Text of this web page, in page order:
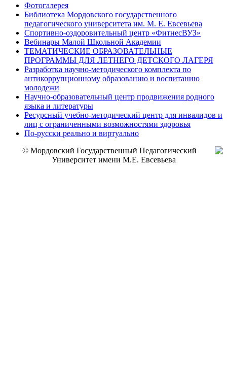
Фотогалерея
Библиотека Мордовского государственного
педагогического университета им. М. Е. Евсевьева
Спортивно-оздоровительный центр «ФитнесВУЗ»
Вебинары Малой Школьной Академии
ТЕМАТИЧЕСКИЕ ОБРАЗОВАТЕЛЬНЫЕ
ПРОГРАММЫ ДЛЯ ЛЕТНЕГО ДЕТСКОГО ЛАГЕРЯ
Разработка научно-методического комплекта по
антикоррупционному образованию и воспитанию
молодежи
Научно-образовательный центр продвижения родного
языка и литературы
Ресурсный учебно-методический центр для инвалидов и
лиц с ограниченными возможностями здоровья
По-русски реально и виртуально
© Мордовский Государственный Педагогический
Университет имени М.Е. Евсевьева